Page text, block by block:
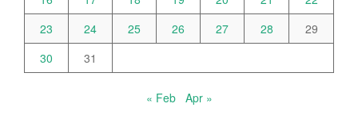
23
24 25 26 27 28
29
30
31
« Feb Apr »